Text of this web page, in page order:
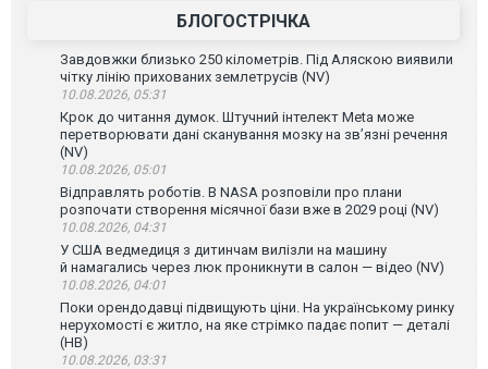
БЛОГОСТРІЧКА
Завдовжки близько 250 кілометрів. Під Аляскою виявили
чітку лінію прихованих землетрусів (NV)
10.08.2026, 05:31
Крок до читання думок. Штучний інтелект Meta може
перетворювати дані сканування мозку на зв’язні речення
(NV)
10.08.2026, 05:01
Відправлять роботів. В NASA розповіли про плани
розпочати створення місячної бази вже в 2029 році (NV)
10.08.2026, 04:31
У США ведмедиця з дитинчам вилізли на машину
й намагались через люк проникнути в салон — відео (NV)
10.08.2026, 04:01
Поки орендодавці підвищують ціни. На українському ринку
нерухомості є житло, на яке стрімко падає попит — деталі
(НВ)
10.08.2026, 03:31